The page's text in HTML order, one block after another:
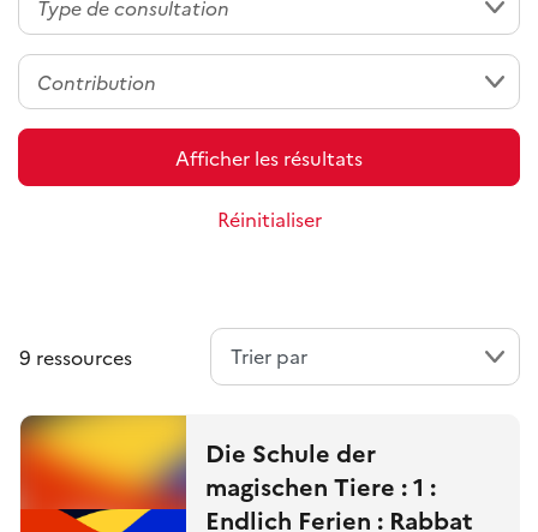
Afficher les résultats
Réinitialiser
9 ressources
Die Schule der
magischen Tiere : 1 :
Endlich Ferien : Rabbat